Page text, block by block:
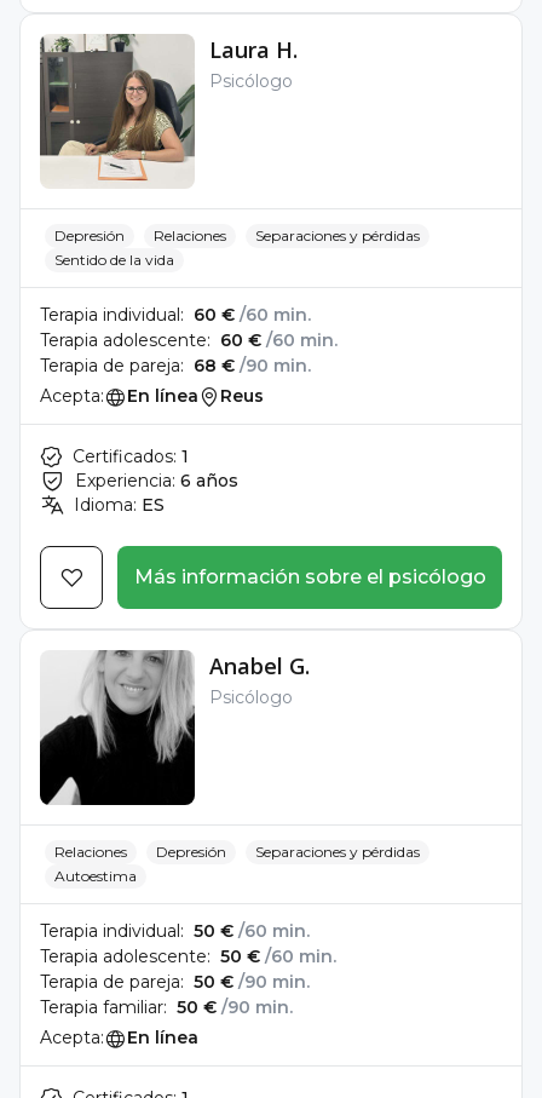
Laura H.
Psicólogo
Depresión Relaciones
Separaciones y pérdidas
Sentido de la vida
Terapia individual: 60 € /60 min.
Terapia adolescente: 60 € /60 min.
Terapia de pareja: 68 € /90 min.
Acepta:
En línea Reus
Certificados: 1
Experiencia: 6 años
Idioma: ES
Más información sobre el psicólogo
Anabel G.
Psicólogo
Relaciones Depresión
Separaciones y pérdidas
Autoestima
Terapia individual: 50 € /60 min.
Terapia adolescente: 50 € /60 min.
Terapia de pareja: 50 € /90 min.
Terapia familiar: 50 € /90 min.
Acepta:
En línea